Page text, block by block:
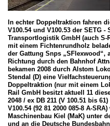
In echter Doppeltraktion fahren
V100.54 und V100.53 der SETG
Transportlogistik GmbH (auch S-
mit einem Fichtenrundholz
der Gattung Snps „SFlexwood“,
Richtung durch den Bahnhof
bekamen 2008 durch Alstom
Stendal (D) eine
Doppeltraktion (nur mit einem
Rail GmbH besitzt aktuell 11
2048 / ex DB 211 (V 100.51 bis
V100.54 (92 81 2000 085-8 A-
Maschinenbau Kiel (MaK) unter
und an die Deutsche